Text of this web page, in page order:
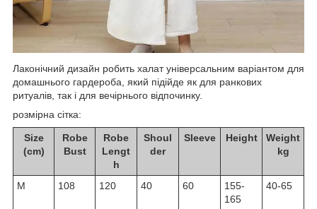
Лаконічний дизайн робить халат універсальним варіантом для
домашнього гардероба, який підійде як для ранкових
ритуалів, так і для вечірнього відпочинку.
розмірна сітка:
Size
(cm)
Robe
Bust
Robe
Lengt
h
Shoul
der
Sleeve Height
Weight
kg
M 108 120 40 60
155-
165
40-65